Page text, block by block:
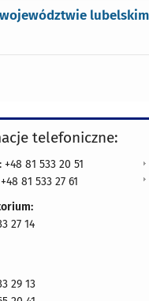
telefoniczne:
81 533 20 51
+48 81 533 27 61
27 14
29 13